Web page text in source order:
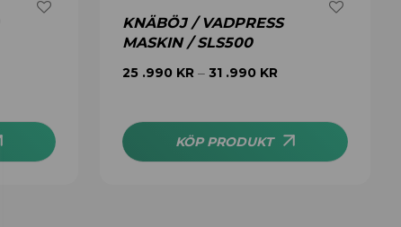
KNÄBÖJ / VADPRESS
MASKIN / SLS500
25 .990 KR –31 .990 KR
KÖP PRODUKT